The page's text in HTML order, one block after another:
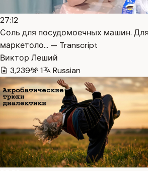
27:12
Соль для посудомоечных машин.
маркетоло… — Transcript
Виктор Леший
3,239
1 Russian